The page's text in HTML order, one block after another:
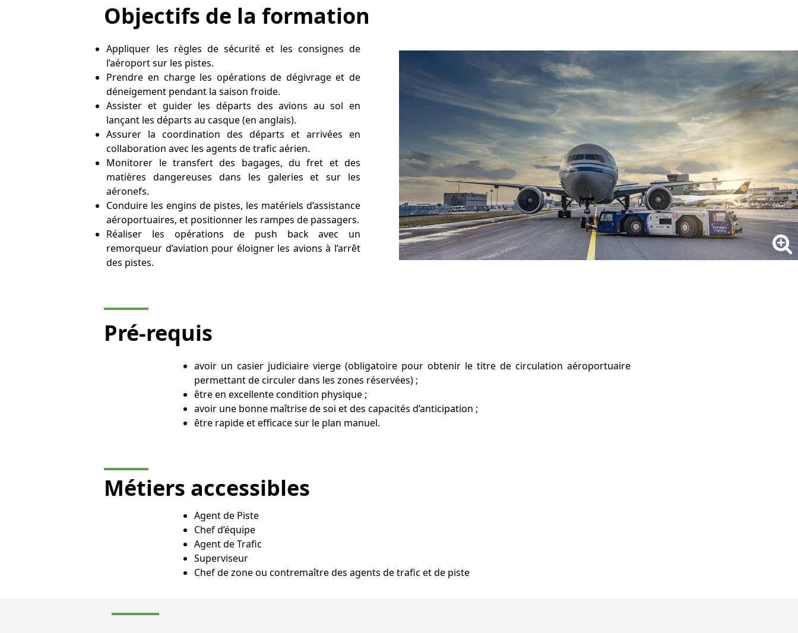
Objectifs de la formation
Appliquer les règles de sécurité et les consignes de
l’aéroport sur les pistes.
Prendre en charge les opérations de dégivrage et de
déneigement pendant la saison froide.
Assister et guider les départs des avions au sol en
lançant les départs au casque (en anglais).
Assurer la coordination des départs et arrivées en
collaboration avec les agents de trafic aérien.
Monitorer le transfert des bagages, du fret et des
matières dangereuses dans les galeries et sur les
aéronefs.
Conduire les engins de pistes, les matériels d’assistance
aéroportuaires, et positionner les rampes de passagers.
Réaliser les opérations de push back avec un
remorqueur d’aviation pour éloigner les avions à l’arrêt
des pistes.
Pré-requis
avoir un casier judiciaire vierge (obligatoire pour obtenir le titre de circulation aéroportuaire
permettant de circuler dans les zones réservées) ;
être en excellente condition physique ;
avoir une bonne maîtrise de soi et des capacités d’anticipation ;
être rapide et efficace sur le plan manuel.
Métiers accessibles
Agent de Piste
Chef d’équipe
Agent de Trafic
Superviseur
Chef de zone ou contremaître des agents de trafic et de piste